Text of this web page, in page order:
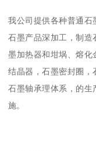
我公司提供各种普通石
石墨产品深加工，制造
墨加热器和坩埚、熔化
结晶器，石墨密封圈，
石墨轴承理体系，的生
施。